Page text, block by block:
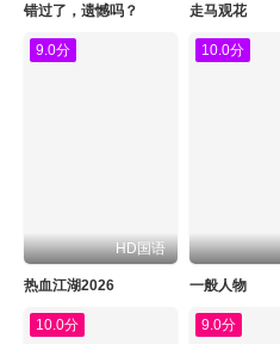
错过了，遗憾吗？ 走马观花
9.0分
HD国语
热血江湖2026
10.0分
一般人物
10.0分 9.0分